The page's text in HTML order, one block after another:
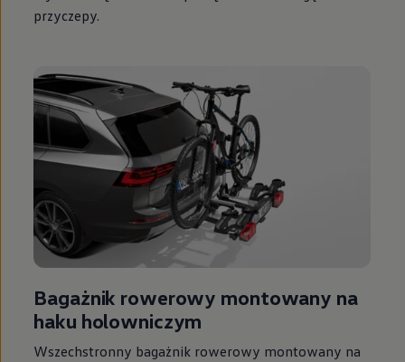
przyczepy.
Bagażnik rowerowy montowany na
haku holowniczym
Wszechstronny bagażnik rowerowy montowany na